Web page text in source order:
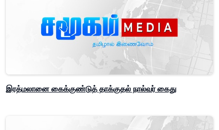
இரத்மலானை கைக்குண்டுத் தாக்குதல் நால்வர் கைது